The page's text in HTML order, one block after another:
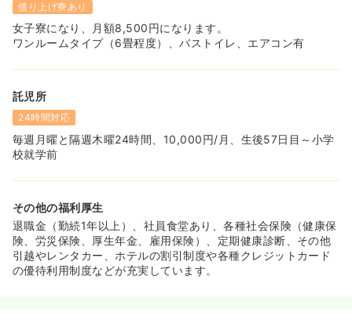
借り上げ寮あり
女子寮になり、月額8,500円になります。
ワンルームタイプ（6畳程度）、バストイレ、エアコン有
託児所
24時間対応
毎週月曜と隔週木曜24時間、10,000円/月、生後57日目～小学
校就学前
その他の福利厚生
退職金（勤続1年以上）、社員食堂あり、各種社会保険（健康保
険、労災保険、厚生年金、雇用保険）、定期健康診断、その他
引越やレンタカー、ホテルの割引制度や各種クレジットカード
の優待利用制度などが充実しています。